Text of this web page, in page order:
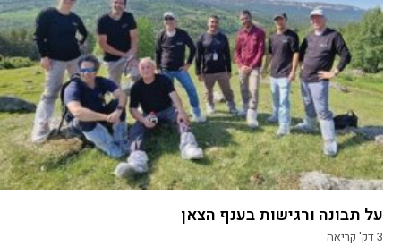
על תבונה ורגישות בענף הצאן
3דק' קריאה